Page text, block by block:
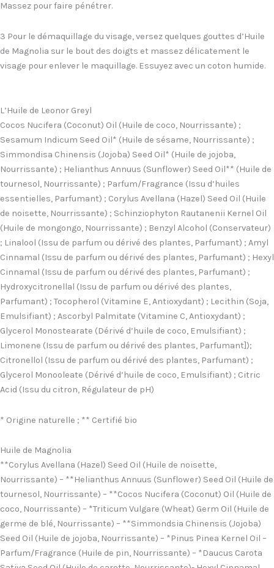
Massez pour faire pénétrer.
3 Pour le démaquillage du visage, versez quelques gouttes d’Huile
de Magnolia sur le bout des doigts et massez délicatement le
visage pour enlever le maquillage. Essuyez avec un coton humide.
L’Huile de Leonor Greyl
Cocos Nucifera (Coconut) Oil (Huile de coco, Nourrissante) ;
Sesamum Indicum Seed Oil* (Huile de sésame, Nourrissante) ;
Simmondisa Chinensis (Jojoba) Seed Oil* (Huile de jojoba,
Nourrissante) ; Helianthus Annuus (Sunflower) Seed Oil** (Huile de
tournesol, Nourrissante) ; Parfum/Fragrance (Issu d’huiles
essentielles, Parfumant) ; Corylus Avellana (Hazel) Seed Oil (Huile
de noisette, Nourrissante) ; Schinziophyton Rautanenii Kernel Oil
(Huile de mongongo, Nourrissante) ; Benzyl Alcohol (Conservateur)
; Linalool (Issu de parfum ou dérivé des plantes, Parfumant) ; Amyl
Cinnamal (Issu de parfum ou dérivé des plantes, Parfumant) ; Hexyl
Cinnamal (Issu de parfum ou dérivé des plantes, Parfumant) ;
Hydroxycitronellal (Issu de parfum ou dérivé des plantes,
Parfumant) ; Tocopherol (Vitamine E, Antioxydant) ; Lecithin (Soja,
Emulsifiant) ; Ascorbyl Palmitate (Vitamine C, Antioxydant) ;
Glycerol Monostearate (Dérivé d’huile de coco, Emulsifiant) ;
Limonene (Issu de parfum ou dérivé des plantes, Parfumant]);
Citronellol (Issu de parfum ou dérivé des plantes, Parfumant) ;
Glycerol Monooleate (Dérivé d’huile de coco, Emulsifiant) ; Citric
Acid (Issu du citron, Régulateur de pH)
* Origine naturelle ; ** Certifié bio
Huile de Magnolia
**Corylus Avellana (Hazel) Seed Oil (Huile de noisette,
Nourrissante) – **Helianthus Annuus (Sunflower) Seed Oil (Huile de
tournesol, Nourrissante) – **Cocos Nucifera (Coconut) Oil (Huile de
coco, Nourrissante) – *Triticum Vulgare (Wheat) Germ Oil (Huile de
germe de blé, Nourrissante) – **Simmondsia Chinensis (Jojoba)
Seed Oil (Huile de jojoba, Nourrissante) – *Pinus Pinea Kernel Oil –
Parfum/Fragrance (Huile de pin, Nourrissante) – *Daucus Carota